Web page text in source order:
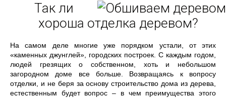
Так ли
хороша отделка деревом?
На самом деле многие уже порядком устали, от этих
«каменных джунглей», городских построек. С каждым годом,
людей грезящих о собственном, хоть и небольшом
загородном доме все больше. Возвращаясь к вопросу
отделки, и не беря за основу строительство дома из дерева,
естественным будет вопрос – в чем преимущества этого